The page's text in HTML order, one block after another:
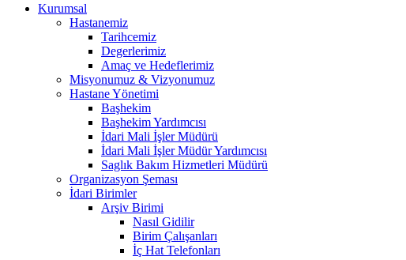
Kurumsal
Hastanemiz
Tarihcemiz
Degerlerimiz
Amaç ve Hedeflerimiz
Misyonumuz & Vizyonumuz
Hastane Yönetimi
Başhekim
Başhekim Yardımcısı
İdari Mali İşler Müdürü
İdari Mali İşler Müdür Yardımcısı
Saglık Bakım Hizmetleri Müdürü
Organizasyon Şeması
İdari Birimler
Arşiv Birimi
Nasıl Gidilir
Birim Çalışanları
İç Hat Telefonları